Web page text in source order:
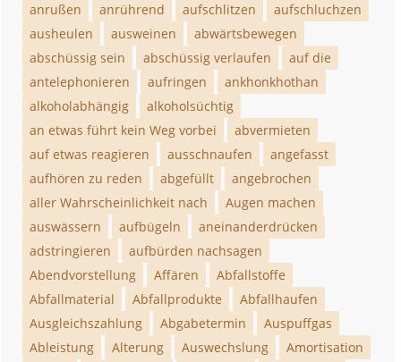
anrußen
anrührend aufschlitzen
aufschluchzen
ausheulen
ausweinen
abwärtsbewegen
abschüssig sein
abschüssig verlaufen
auf die
antelephonieren
aufringen
ankhonkhothan
alkoholabhängig
alkoholsüchtig
an etwas führt kein Weg vorbei
abvermieten
auf etwas reagieren
ausschnaufen
angefasst
aufhören zu reden
abgefüllt
angebrochen
aller Wahrscheinlichkeit nach
Augen machen
auswässern
aufbügeln
aneinanderdrücken
adstringieren
aufbürden nachsagen
Abendvorstellung
Affären
Abfallstoffe
Abfallmaterial
Abfallprodukte
Abfallhaufen
Ausgleichszahlung
Abgabetermin
Auspuffgas
Ableistung
Alterung Auswechslung
Amortisation